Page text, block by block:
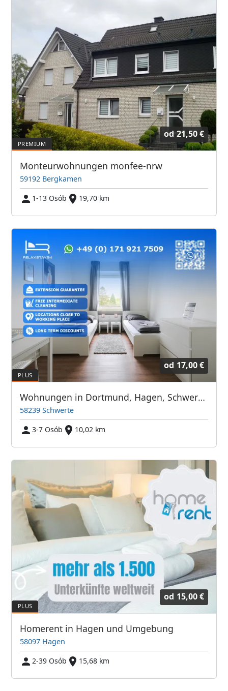
od 21,50 €
Monteurwohnungen monfee-nrw
59192 Bergkamen
1-13 Osób
19,70 km
od 17,00 €
Wohnungen in Dortmund, Hagen, Schwerte und Umgebung
58239 Schwerte
3-7 Osób
10,02 km
od 15,00 €
Homerent in Hagen und Umgebung
58097 Hagen
2-39 Osób
15,68 km